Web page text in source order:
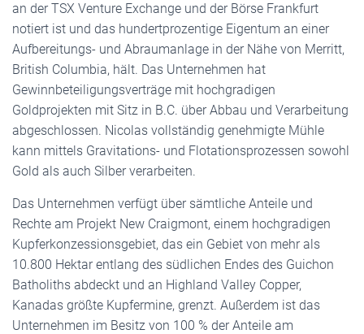
an der TSX Venture Exchange und der Börse Frankfurt
notiert ist und das hundertprozentige Eigentum an einer
Aufbereitungs- und Abraumanlage in der Nähe von Merritt,
British Columbia, hält. Das Unternehmen hat
Gewinnbeteiligungsverträge mit hochgradigen
Goldprojekten mit Sitz in B.C. über Abbau und Verarbeitung
abgeschlossen. Nicolas vollständig genehmigte Mühle
kann mittels Gravitations- und Flotationsprozessen sowohl
Gold als auch Silber verarbeiten.
Das Unternehmen verfügt über sämtliche Anteile und
Rechte am Projekt New Craigmont, einem hochgradigen
Kupferkonzessionsgebiet, das ein Gebiet von mehr als
10.800 Hektar entlang des südlichen Endes des Guichon
Batholiths abdeckt und an Highland Valley Copper,
Kanadas größte Kupfermine, grenzt. Außerdem ist das
Unternehmen im Besitz von 100 % der Anteile am